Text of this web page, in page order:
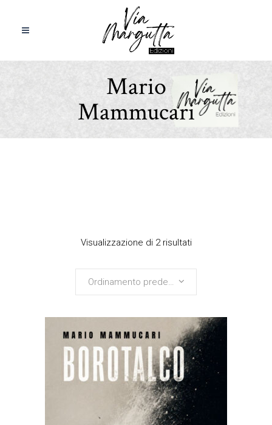
Mario
Mammucari
Visualizzazione di 2 risultati
Ordinamento predefinito